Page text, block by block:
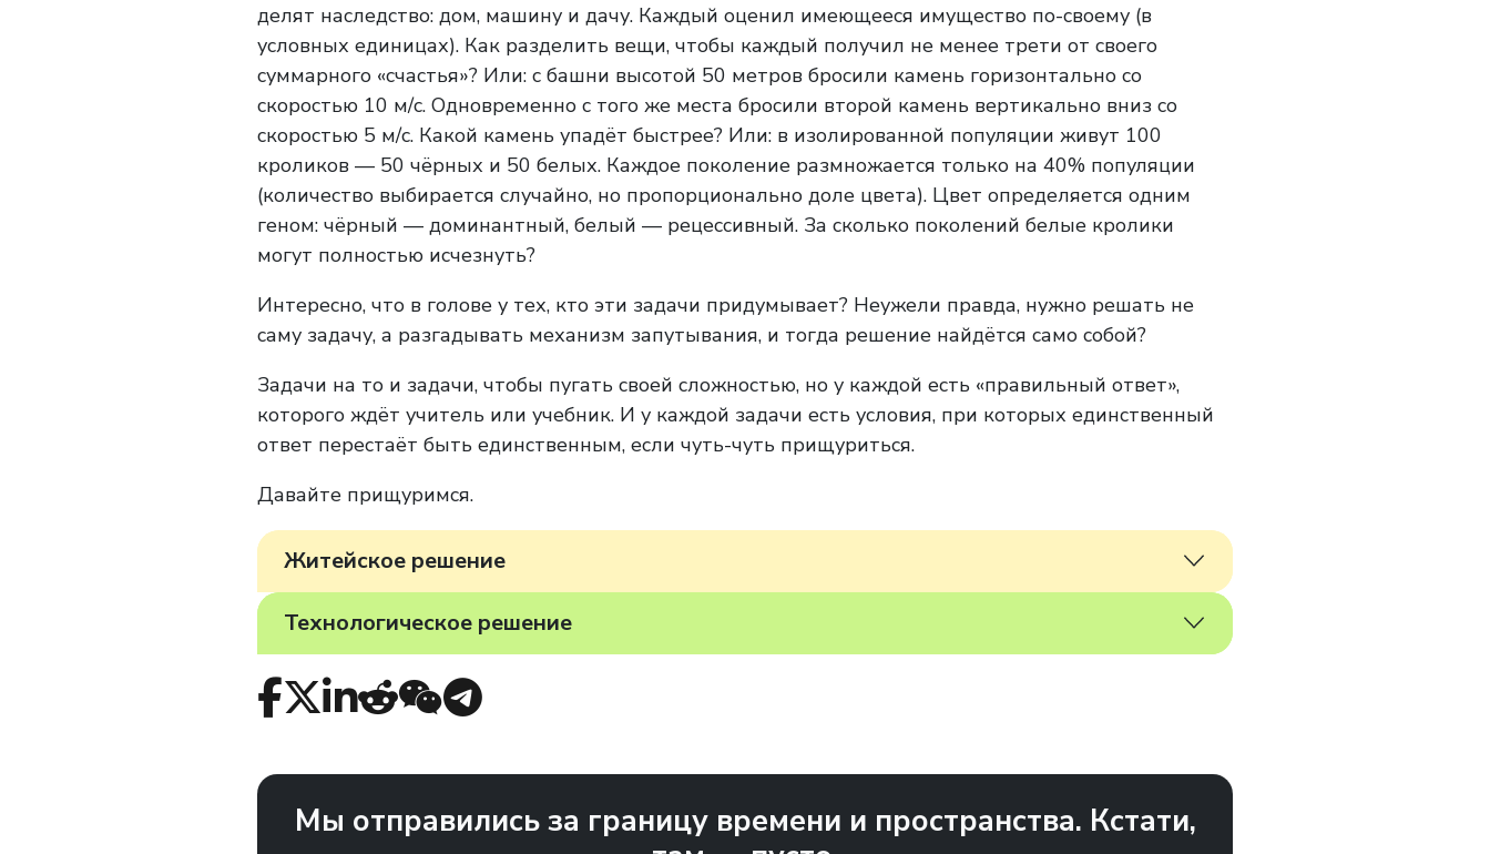
делят наследство: дом, машину и дачу. Каждый оценил имеющееся имущество по-своему (в
условных единицах). Как разделить вещи, чтобы каждый получил не менее трети от своего
суммарного «счастья»? Или: с башни высотой 50 метров бросили камень горизонтально со
скоростью 10 м/с. Одновременно с того же места бросили второй камень вертикально вниз со
скоростью 5 м/с. Какой камень упадёт быстрее? Или: в изолированной популяции живут 100
кроликов — 50 чёрных и 50 белых. Каждое поколение размножается только на 40% популяции
(количество выбирается случайно, но пропорционально доле цвета). Цвет определяется одним
геном: чёрный — доминантный, белый — рецессивный. За сколько поколений белые кролики
могут полностью исчезнуть?
Интересно, что в голове у тех, кто эти задачи придумывает? Неужели правда, нужно решать не
саму задачу, а разгадывать механизм запутывания, и тогда решение найдётся само собой?
Задачи на то и задачи, чтобы пугать своей сложностью, но у каждой есть «правильный ответ»,
которого ждёт учитель или учебник. И у каждой задачи есть условия, при которых единственный
ответ перестаёт быть единственным, если чуть-чуть прищуриться.
Давайте прищуримся.
Житейское решение
Технологическое решение
Мы отправились за границу времени и пространства. Кстати,